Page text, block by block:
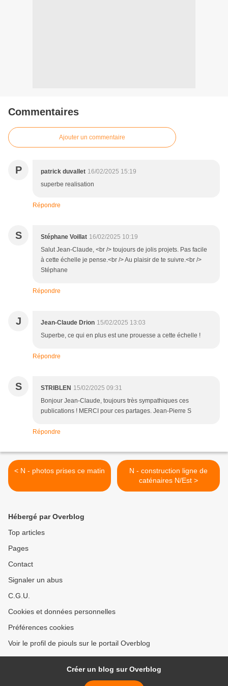
Commentaires
Ajouter un commentaire
P patrick duvallet 16/02/2025 15:19
superbe realisation
Répondre
S Stéphane Voillat 16/02/2025 10:19
Salut Jean-Claude, <br /> toujours de jolis projets. Pas facile
à cette échelle je pense.<br /> Au plaisir de te suivre.<br />
Stéphane
Répondre
J Jean-Claude Drion 15/02/2025 13:03
Superbe, ce qui en plus est une prouesse a cette échelle !
Répondre
S STRIBLEN 15/02/2025 09:31
Bonjour Jean-Claude, toujours très sympathiques ces
publications ! MERCI pour ces partages. Jean-Pierre S
Répondre
< N - photos prises ce matin
N - construction ligne de
caténaires N/Est >
Hébergé par Overblog
Top articles
Pages
Contact
Signaler un abus
C.G.U.
Cookies et données personnelles
Préférences cookies
Voir le profil de piouls sur le portail Overblog
Créer un blog sur Overblog